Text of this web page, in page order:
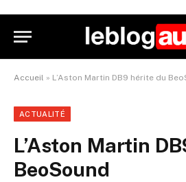
Accueil » L’Aston Martin DB9 hérite du
ACTUALITÉ
L’Aston Martin
BeoSound